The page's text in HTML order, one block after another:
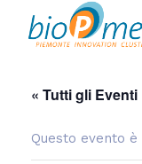
« Tutti gli Eventi
Questo evento